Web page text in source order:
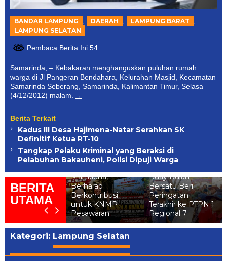
BANDAR LAMPUNG DAERAH LAMPUNG BARAT
LAMPUNG SELATAN
Pembaca Berita Ini 54
Samarinda, – Kebakaran menghanguskan puluhan rumah
warga di Jl Pangeran Bendahara, Kelurahan Masjid, Kecamatan
Samarinda Seberang, Samarinda, Kalimantan Timur, Selasa
(4/12/2012) malam.
Berita Terkait
Kadus III Desa Hajimena-Natar Serahkan SK
Definitif Ketua RT-10
Tangkap Pelaku Kriminal yang Beraksi di
Pelabuhan Bakauheni, Polisi Dipuji Warga
BERITA
UTAMA
Tulang
Beri
“Best
kepada
Yuliansyah
SMSI Pesawaran
Martalena,
Berharap
Berkontribusi
untuk KNMP
Pesawaran
Somasi Diabaikan,
HGU Sudah Habis!
Buay Bulan
Bersatu Beri
Peringatan
Terakhir ke PTPN 1
Regional 7
Kategori: Lampung Selatan